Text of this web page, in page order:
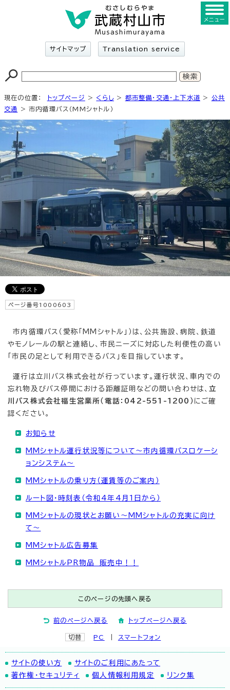
サイトマップ Translation service
メニュー
現在の位置： トップページ > くらし > 都市整備・交通・上下水道 > 公共
交通
> 市内循環バス（MMシャトル）
ページ番号1000603
市内循環バス（愛称「MMシャトル」）は、公共施設、病院、鉄道
やモノレールの駅と連絡し、市民ニーズに対応した利便性の高い
「市民の足として利用できるバス」を目指しています。
運行は立川バス株式会社が行っています。運行状況、車内での
忘れ物及びバス停間における距離証明などの問い合わせは、 立
川バス株式会社福生営業所（電話：042-551-1200） にご確
認ください。
お知らせ
MMシャトル運行状況等について～市内循環バスロケーシ
ョンシステム～
MMシャトルの乗り方（運賃等のご案内）
ルート図・時刻表（令和4年4月1日から）
MMシャトルの現状とお願い～MMシャトルの充実に向け
て～
MMシャトル広告募集
MMシャトルPR物品 販売中！！
このページの先頭へ戻る
前のページへ戻る トップページへ戻る
切替 PC スマートフォン
サイトの使い方
サイトのご利用にあたって
著作権・セキュリティ
個人情報利用規定 リンク集